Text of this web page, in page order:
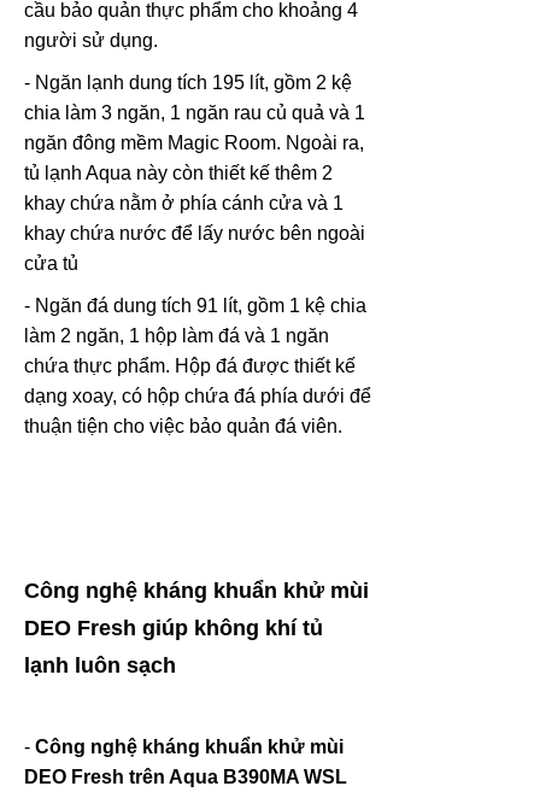
cầu bảo quản thực phẩm cho khoảng 4
người sử dụng.
- Ngăn lạnh dung tích 195 lít, gồm 2 kệ
chia làm 3 ngăn, 1 ngăn rau củ quả và 1
ngăn đông mềm Magic Room. Ngoài ra,
tủ lạnh Aqua này còn thiết kế thêm 2
khay chứa nằm ở phía cánh cửa và 1
khay chứa nước để lấy nước bên ngoài
cửa tủ
- Ngăn đá dung tích 91 lít, gồm 1 kệ chia
làm 2 ngăn, 1 hộp làm đá và 1 ngăn
chứa thực phẩm. Hộp đá được thiết kế
dạng xoay, có hộp chứa đá phía dưới để
thuận tiện cho việc bảo quản đá viên.
Công nghệ kháng khuẩn khử mùi
DEO Fresh giúp không khí tủ
lạnh luôn sạch
- Công nghệ kháng khuẩn khử mùi
DEO Fresh trên Aqua B390MA WSL